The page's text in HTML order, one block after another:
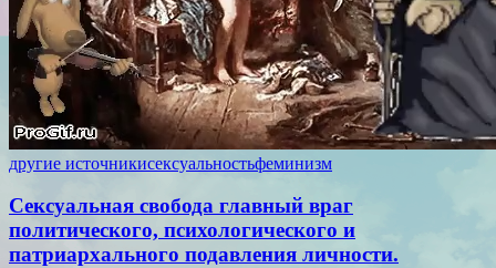
другие источникисексуальностьфеминизм
Сексуальная свобода главный враг
политического, психологического и
патриархального подавления личности.